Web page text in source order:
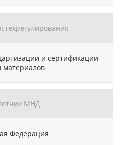
и сертификации
материалов
МНД
Федерация